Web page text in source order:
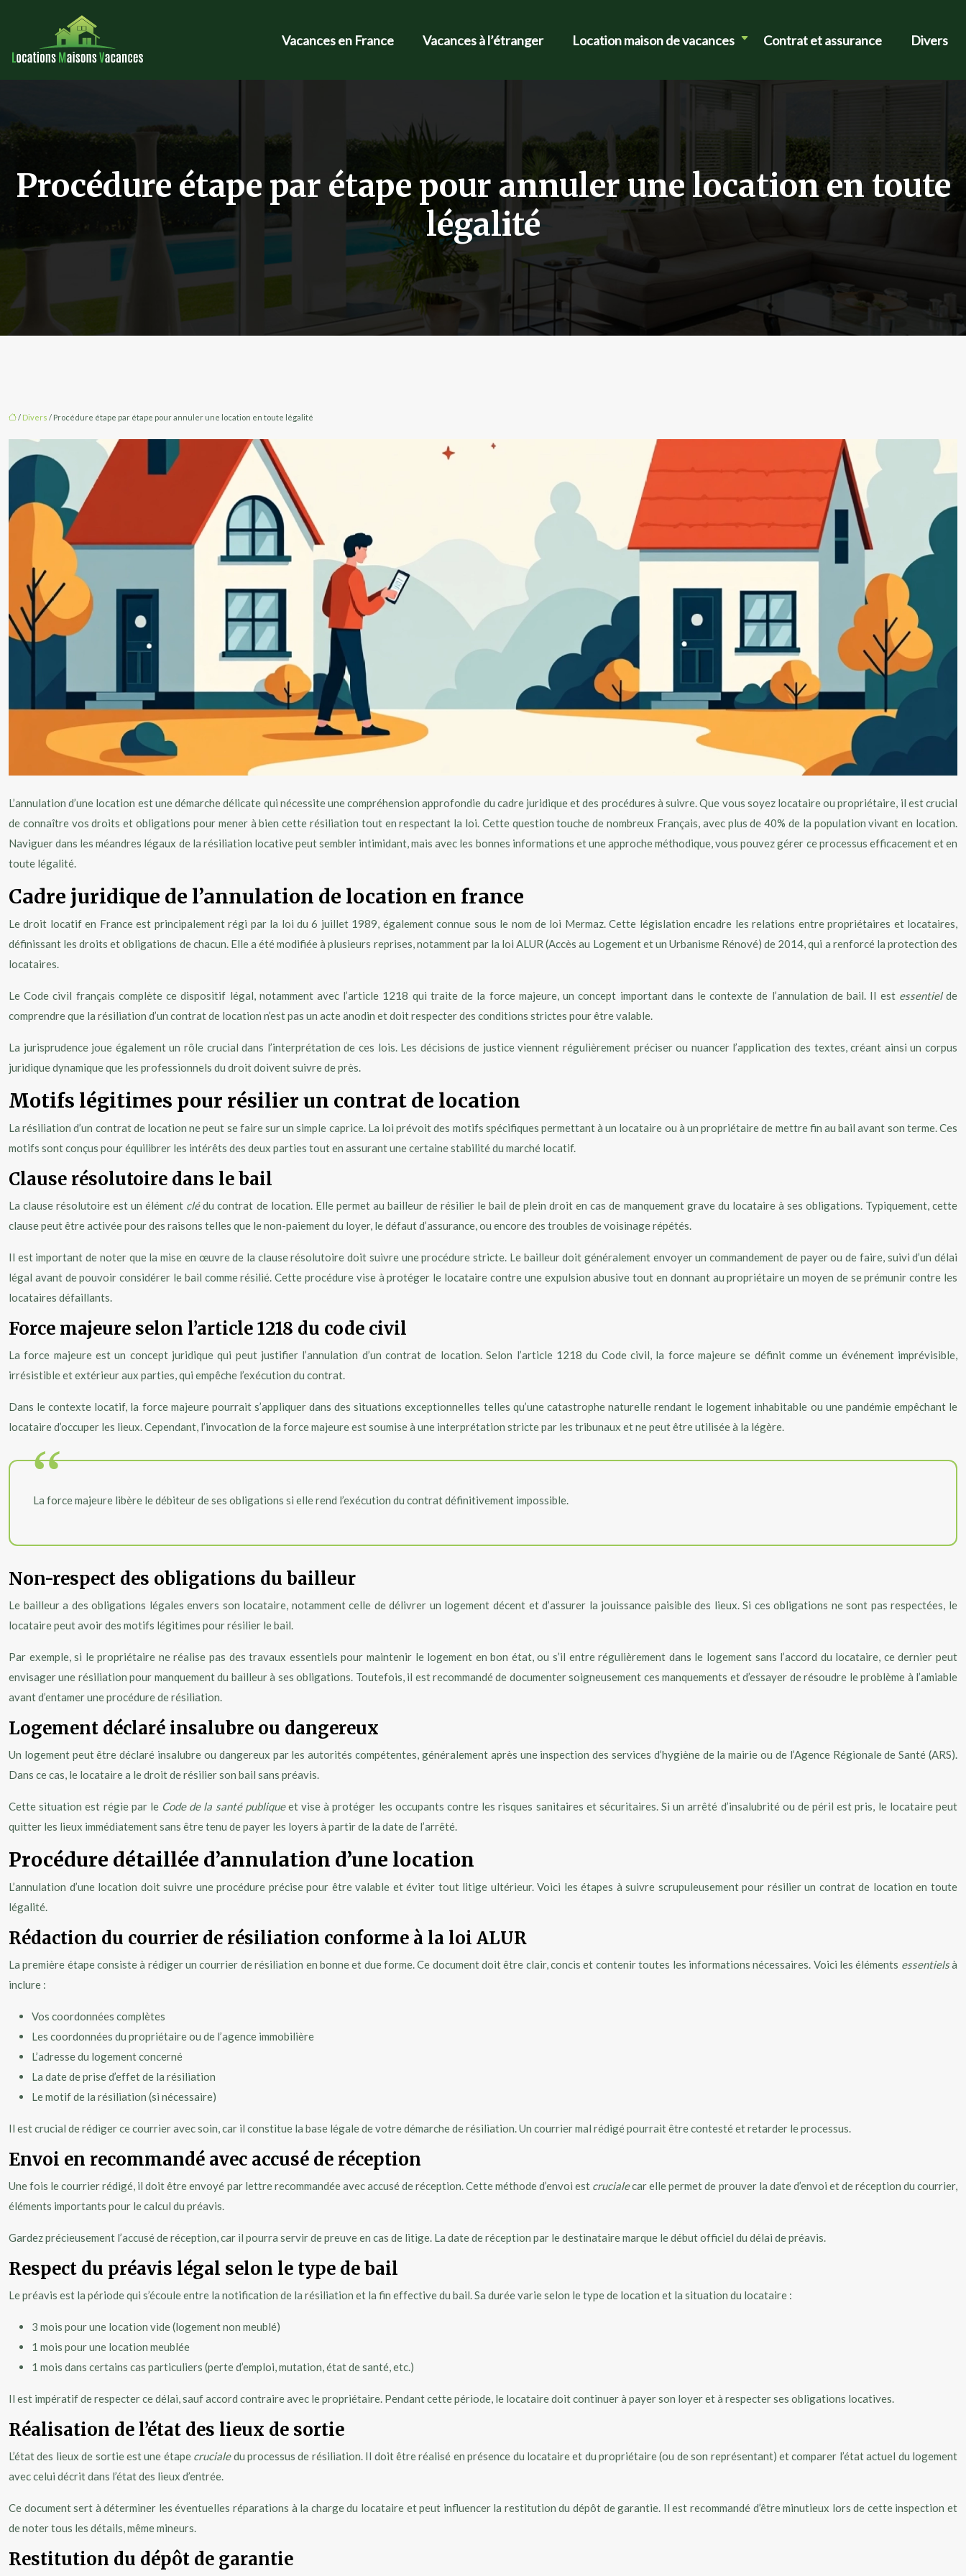
Vacances en France Vacances à l’étranger Location maison de vacances Contrat et assurance Divers
Procédure étape par étape pour annuler une location en toute
légalité
/ Divers / Procédure étape par étape pour annuler une location en toute légalité
L’annulation d’une location est une démarche délicate qui nécessite une compréhension approfondie du cadre juridique et des procédures à suivre. Que vous soyez locataire ou propriétaire, il est crucial
de connaître vos droits et obligations pour mener à bien cette résiliation tout en respectant la loi. Cette question touche de nombreux Français, avec plus de 40% de la population vivant en location.
Naviguer dans les méandres légaux de la résiliation locative peut sembler intimidant, mais avec les bonnes informations et une approche méthodique, vous pouvez gérer ce processus efficacement et en
toute légalité.
Cadre juridique de l’annulation de location en france
Le droit locatif en France est principalement régi par la loi du 6 juillet 1989, également connue sous le nom de loi Mermaz. Cette législation encadre les relations entre propriétaires et locataires,
définissant les droits et obligations de chacun. Elle a été modifiée à plusieurs reprises, notamment par la loi ALUR (Accès au Logement et un Urbanisme Rénové) de 2014, qui a renforcé la protection des
locataires.
Le Code civil français complète ce dispositif légal, notamment avec l’article 1218 qui traite de la force majeure, un concept important dans le contexte de l’annulation de bail. Il est essentielde
comprendre que la résiliation d’un contrat de location n’est pas un acte anodin et doit respecter des conditions strictes pour être valable.
La jurisprudence joue également un rôle crucial dans l’interprétation de ces lois. Les décisions de justice viennent régulièrement préciser ou nuancer l’application des textes, créant ainsi un corpus
juridique dynamique que les professionnels du droit doivent suivre de près.
Motifs légitimes pour résilier un contrat de location
La résiliation d’un contrat de location ne peut se faire sur un simple caprice. La loi prévoit des motifs spécifiques permettant à un locataire ou à un propriétaire de mettre fin au bail avant son terme. Ces
motifs sont conçus pour équilibrer les intérêts des deux parties tout en assurant une certaine stabilité du marché locatif.
Clause résolutoire dans le bail
La clause résolutoire est un élément clédu contrat de location. Elle permet au bailleur de résilier le bail de plein droit en cas de manquement grave du locataire à ses obligations. Typiquement, cette
clause peut être activée pour des raisons telles que le non-paiement du loyer, le défaut d’assurance, ou encore des troubles de voisinage répétés.
Il est important de noter que la mise en œuvre de la clause résolutoire doit suivre une procédure stricte. Le bailleur doit généralement envoyer un commandement de payer ou de faire, suivi d’un délai
légal avant de pouvoir considérer le bail comme résilié. Cette procédure vise à protéger le locataire contre une expulsion abusive tout en donnant au propriétaire un moyen de se prémunir contre les
locataires défaillants.
Force majeure selon l’article 1218 du code civil
La force majeure est un concept juridique qui peut justifier l’annulation d’un contrat de location. Selon l’article 1218 du Code civil, la force majeure se définit comme un événement imprévisible,
irrésistible et extérieur aux parties, qui empêche l’exécution du contrat.
Dans le contexte locatif, la force majeure pourrait s’appliquer dans des situations exceptionnelles telles qu’une catastrophe naturelle rendant le logement inhabitable ou une pandémie empêchant le
locataire d’occuper les lieux. Cependant, l’invocation de la force majeure est soumise à une interprétation stricte par les tribunaux et ne peut être utilisée à la légère.
La force majeure libère le débiteur de ses obligations si elle rend l’exécution du contrat définitivement impossible.
Non-respect des obligations du bailleur
Le bailleur a des obligations légales envers son locataire, notamment celle de délivrer un logement décent et d’assurer la jouissance paisible des lieux. Si ces obligations ne sont pas respectées, le
locataire peut avoir des motifs légitimes pour résilier le bail.
Par exemple, si le propriétaire ne réalise pas des travaux essentiels pour maintenir le logement en bon état, ou s’il entre régulièrement dans le logement sans l’accord du locataire, ce dernier peut
envisager une résiliation pour manquement du bailleur à ses obligations. Toutefois, il est recommandé de documenter soigneusement ces manquements et d’essayer de résoudre le problème à l’amiable
avant d’entamer une procédure de résiliation.
Logement déclaré insalubre ou dangereux
Un logement peut être déclaré insalubre ou dangereux par les autorités compétentes, généralement après une inspection des services d’hygiène de la mairie ou de l’Agence Régionale de Santé (ARS).
Dans ce cas, le locataire a le droit de résilier son bail sans préavis.
Cette situation est régie par le Code de la santé publiqueet vise à protéger les occupants contre les risques sanitaires et sécuritaires. Si un arrêté d’insalubrité ou de péril est pris, le locataire peut
quitter les lieux immédiatement sans être tenu de payer les loyers à partir de la date de l’arrêté.
Procédure détaillée d’annulation d’une location
L’annulation d’une location doit suivre une procédure précise pour être valable et éviter tout litige ultérieur. Voici les étapes à suivre scrupuleusement pour résilier un contrat de location en toute
légalité.
Rédaction du courrier de résiliation conforme à la loi ALUR
La première étape consiste à rédiger un courrier de résiliation en bonne et due forme. Ce document doit être clair, concis et contenir toutes les informations nécessaires. Voici les éléments essentielsà
inclure :
Vos coordonnées complètes
Les coordonnées du propriétaire ou de l’agence immobilière
L’adresse du logement concerné
La date de prise d’effet de la résiliation
Le motif de la résiliation (si nécessaire)
Il est crucial de rédiger ce courrier avec soin, car il constitue la base légale de votre démarche de résiliation. Un courrier mal rédigé pourrait être contesté et retarder le processus.
Envoi en recommandé avec accusé de réception
Une fois le courrier rédigé, il doit être envoyé par lettre recommandée avec accusé de réception. Cette méthode d’envoi est crucialecar elle permet de prouver la date d’envoi et de réception du courrier,
éléments importants pour le calcul du préavis.
Gardez précieusement l’accusé de réception, car il pourra servir de preuve en cas de litige. La date de réception par le destinataire marque le début officiel du délai de préavis.
Respect du préavis légal selon le type de bail
Le préavis est la période qui s’écoule entre la notification de la résiliation et la fin effective du bail. Sa durée varie selon le type de location et la situation du locataire :
3 mois pour une location vide (logement non meublé)
1 mois pour une location meublée
1 mois dans certains cas particuliers (perte d’emploi, mutation, état de santé, etc.)
Il est impératif de respecter ce délai, sauf accord contraire avec le propriétaire. Pendant cette période, le locataire doit continuer à payer son loyer et à respecter ses obligations locatives.
Réalisation de l’état des lieux de sortie
L’état des lieux de sortie est une étape crucialedu processus de résiliation. Il doit être réalisé en présence du locataire et du propriétaire (ou de son représentant) et comparer l’état actuel du logement
avec celui décrit dans l’état des lieux d’entrée.
Ce document sert à déterminer les éventuelles réparations à la charge du locataire et peut influencer la restitution du dépôt de garantie. Il est recommandé d’être minutieux lors de cette inspection et
de noter tous les détails, même mineurs.
Restitution du dépôt de garantie